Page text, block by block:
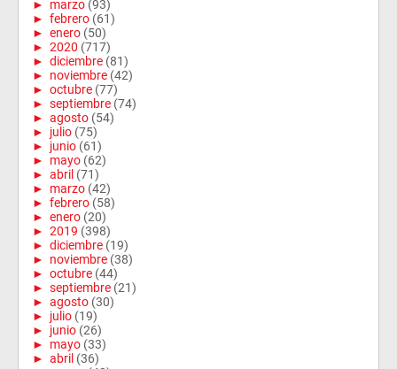
► marzo (93)
► febrero (61)
► enero (50)
► 2020 (717)
► diciembre (81)
► noviembre (42)
► octubre (77)
► septiembre (74)
► agosto (54)
► julio (75)
► junio (61)
► mayo (62)
► abril (71)
► marzo (42)
► febrero (58)
► enero (20)
► 2019 (398)
► diciembre (19)
► noviembre (38)
► octubre (44)
► septiembre (21)
► agosto (30)
► julio (19)
► junio (26)
► mayo (33)
► abril (36)